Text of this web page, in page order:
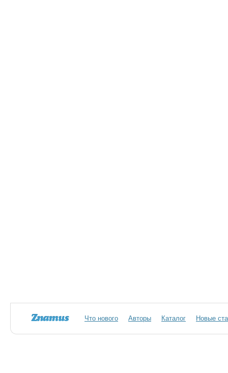
Что нового Авторы Каталог Новые